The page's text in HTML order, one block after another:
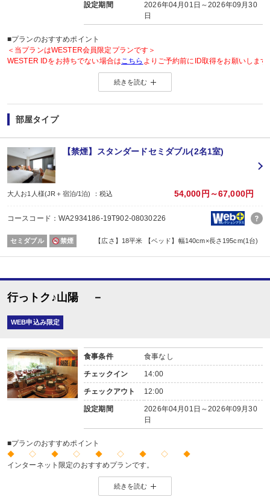
設定期間
2026年04月01日～2026年09月30
日
■プランのおすすめポイント
＜当プランはWESTER会員限定プランです＞
WESTER IDをお持ちでない場合はこちら よりご予約前にID取得をお願いします
◆WESTER会員様に「もらってうれしい」WESTERポイント2倍◆
＜WESTERポイントについて＞
旅行プラン利用分のWESTERポイント(通常)と同数分のWESTERポイント(期
WESTERポイント(期間・用途限定)は、ご旅行出発月の翌々月初旬の付与(予
WESTERポイントの後付けはできません。
旅行プランをお申し込み後、予約内容変更・人数変更・キャンセルされた場合
おとな・こども共、有料人員の方がポイント対象です。（添寝幼児は対象外）
続きを読む
部屋タイプ
【禁煙】スタンダードセミダブル(2名1室)
大人お1人様(JR＋宿泊/1泊) ：税込 54,000円～67,000円
コースコード：WA2934186-19T902-08030226
セミダブル 禁煙 【広さ】18平米 【ベッド】幅140cm×長さ195cm(1台)
行っトク♪山陽 －
WEB申込み限定
食事条件 食事なし
チェックイン 14:00
チェックアウト 12:00
設定期間
2026年04月01日～2026年09月30
日
■プランのおすすめポイント
◆ ◇ ◆ ◇ ◆ ◇ ◆ ◇ ◆
インターネット限定のおすすめプランです。
※店頭・電話・メールでのお問合せや申込みは出来ません。
◆ ◇ ◆ ◇ ◆ ◇ ◆ ◇ ◆
続きを読む